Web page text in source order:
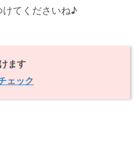
けてくださいね♪
ます
ェック